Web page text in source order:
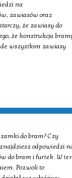
na
zawiasów oraz
że zawiasy do
że konstrukcja
wszystkim zawiasy
do bram? Czy
odpowiedzi
do bram i furtek. W
Pozwoli to